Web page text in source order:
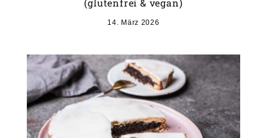
(glutenfrei & vegan)
14. März 2026